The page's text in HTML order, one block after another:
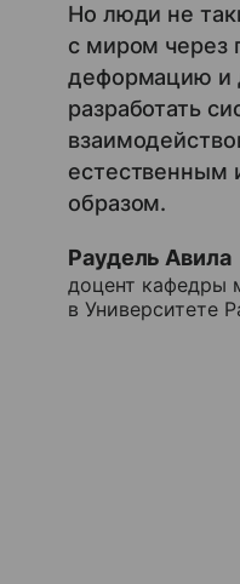
Но люди не
с миром через
деформацию и
разработать
естественным
образом.
Раудель Авила
доцент кафедры
в Университете